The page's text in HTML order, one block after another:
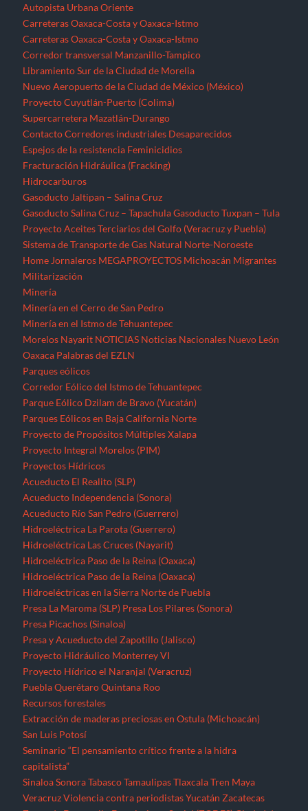
Autopista Urbana Oriente
Carreteras Oaxaca-Costa y Oaxaca-Istmo
Carreteras Oaxaca-Costa y Oaxaca-Istmo
Corredor transversal Manzanillo-Tampico
Libramiento Sur de la Ciudad de Morelia
Nuevo Aeropuerto de la Ciudad de México (México)
Proyecto Cuyutlán-Puerto (Colima)
Supercarretera Mazatlán-Durango
Contacto Corredores industriales Desaparecidos
Espejos de la resistencia Feminicidios
Fracturación Hidráulica (Fracking)
Hidrocarburos
Gasoducto Jaltipan – Salina Cruz
Gasoducto Salina Cruz – Tapachula Gasoducto Tuxpan – Tula
Proyecto Aceites Terciarios del Golfo (Veracruz y Puebla)
Sistema de Transporte de Gas Natural Norte-Noroeste
Home Jornaleros MEGAPROYECTOS Michoacán Migrantes
Militarización
Minería
Minería en el Cerro de San Pedro
Minería en el Istmo de Tehuantepec
Morelos Nayarit NOTICIAS Noticias Nacionales Nuevo León
Oaxaca Palabras del EZLN
Parques eólicos
Corredor Eólico del Istmo de Tehuantepec
Parque Eólico Dzilam de Bravo (Yucatán)
Parques Eólicos en Baja California Norte
Proyecto de Propósitos Múltiples Xalapa
Proyecto Integral Morelos (PIM)
Proyectos Hídricos
Acueducto El Realito (SLP)
Acueducto Independencia (Sonora)
Acueducto Río San Pedro (Guerrero)
Hidroeléctrica La Parota (Guerrero)
Hidroeléctrica Las Cruces (Nayarit)
Hidroeléctrica Paso de la Reina (Oaxaca)
Hidroeléctrica Paso de la Reina (Oaxaca)
Hidroeléctricas en la Sierra Norte de Puebla
Presa La Maroma (SLP) Presa Los Pilares (Sonora)
Presa Picachos (Sinaloa)
Presa y Acueducto del Zapotillo (Jalisco)
Proyecto Hidráulico Monterrey VI
Proyecto Hídrico el Naranjal (Veracruz)
Puebla Querétaro Quintana Roo
Recursos forestales
Extracción de maderas preciosas en Ostula (Michoacán)
San Luis Potosí
Seminario “El pensamiento crítico frente a la hidra
capitalista”
Sinaloa Sonora Tabasco Tamaulipas Tlaxcala Tren Maya
Veracruz Violencia contra periodistas Yucatán Zacatecas